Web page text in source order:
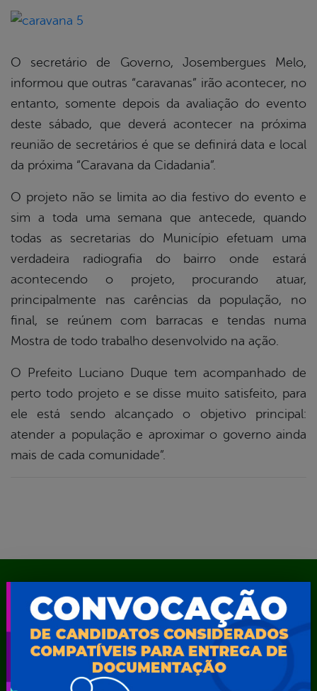
O secretário de Governo, Josembergues Melo,
informou que outras “caravanas” irão acontecer, no
entanto, somente depois da avaliação do evento
deste sábado, que deverá acontecer na próxima
reunião de secretários é que se definirá data e local
da próxima “Caravana da Cidadania”.
O projeto não se limita ao dia festivo do evento e
sim a toda uma semana que antecede, quando
todas as secretarias do Município efetuam uma
verdadeira radiografia do bairro onde estará
acontecendo o projeto, procurando atuar,
principalmente nas carências da população, no
final, se reúnem com barracas e tendas numa
Mostra de todo trabalho desenvolvido na ação.
O Prefeito Luciano Duque tem acompanhado de
perto todo projeto e se disse muito satisfeito, para
ele está sendo alcançado o objetivo principal:
atender a população e aproximar o governo ainda
mais de cada comunidade”.
Mapa do Site
A Prefeita
Acesso ao Portal do Contribuinte
Agendamento CastroMóvel
Área do Servidor